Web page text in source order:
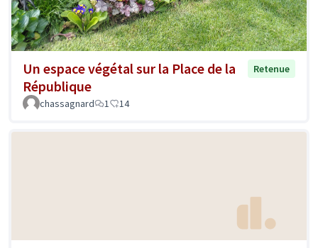
Un espace végétal sur la Place de la
République
Retenue
chassagnard 1 14